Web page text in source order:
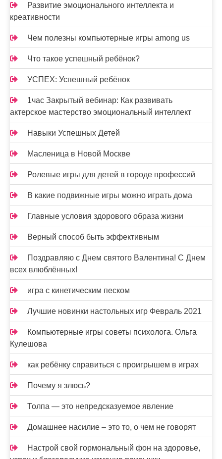
Развитие эмоционального интеллекта и
креативности
Чем полезны компьютерные игры among us
Что такое успешный ребёнок?
УСПЕХ: Успешный ребёнок
1час Закрытый вебинар: Как развивать
актерское мастерство эмоциональный интеллект
Навыки Успешных Детей
Масленица в Новой Москве
Ролевые игры для детей в городе профессий
В какие подвижные игры можно играть дома
Главные условия здорового образа жизни
Верный способ быть эффективным
Поздравляю с Днем святого Валентина! С Днем
всех влюблённых!
игра с кинетическим песком
Лучшие новинки настольных игр Февраль 2021
Компьютерные игры советы психолога. Ольга
Кулешова
как ребёнку справиться с проигрышем в играх
Почему я злюсь?
Толпа — это непредсказуемое явление
Домашнее насилие – это то, о чем не говорят
Настрой свой гормональный фон на здоровье,